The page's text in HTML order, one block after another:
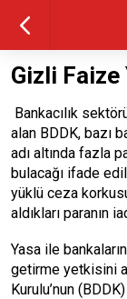
Gizli Faize
Bankacılık
alan BDDK, bazı
adı altında fazla
bulacağı ifade
yüklü ceza
aldıkları paranın
Yasa ile
getirme yetkisini
Kurulu’nun